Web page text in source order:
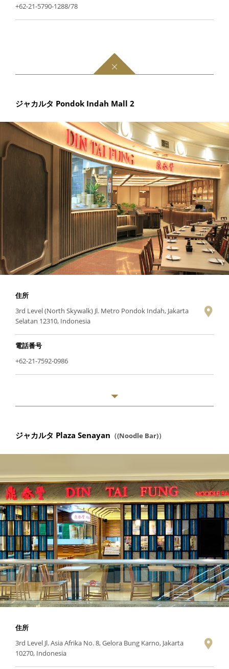
+62-21-5790-1288/78
ジャカルタ Pondok Indah Mall 2
住所
3rd Level (North Skywalk) Jl. Metro Pondok Indah, Jakarta
Selatan 12310, Indonesia
電話番号
+62-21-7592-0986
ジャカルタ Plaza Senayan （(Noodle Bar)）
住所
3rd Level Jl. Asia Afrika No. 8, Gelora Bung Karno, Jakarta
10270, Indonesia